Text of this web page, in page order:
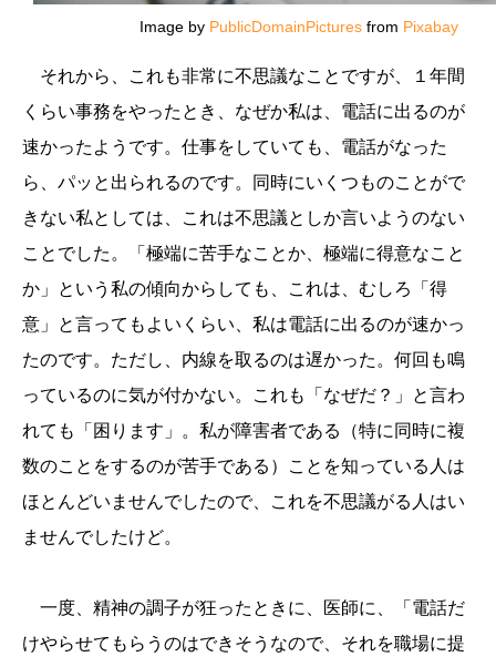
Image by PublicDomainPictures from Pixabay
それから、これも非常に不思議なことですが、１年間
くらい事務をやったとき、なぜか私は、電話に出るのが
速かったようです。仕事をしていても、電話がなった
ら、パッと出られるのです。同時にいくつものことがで
きない私としては、これは不思議としか言いようのない
ことでした。「極端に苦手なことか、極端に得意なこと
か」という私の傾向からしても、これは、むしろ「得
意」と言ってもよいくらい、私は電話に出るのが速かっ
たのです。ただし、内線を取るのは遅かった。何回も鳴
っているのに気が付かない。これも「なぜだ？」と言わ
れても「困ります」。私が障害者である（特に同時に複
数のことをするのが苦手である）ことを知っている人は
ほとんどいませんでしたので、これを不思議がる人はい
ませんでしたけど。
一度、精神の調子が狂ったときに、医師に、「電話だ
けやらせてもらうのはできそうなので、それを職場に提